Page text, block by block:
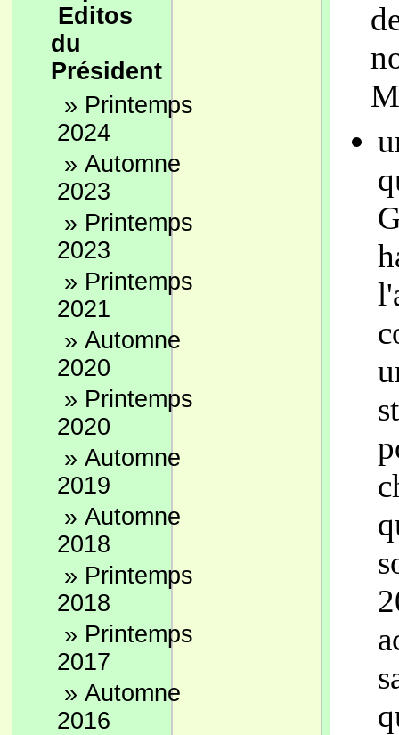
Editos
du
Président
» Printemps
2024
» Automne
2023
» Printemps
2023
» Printemps
2021
» Automne
2020
» Printemps
2020
» Automne
2019
» Automne
2018
» Printemps
2018
» Printemps
2017
» Automne
2016